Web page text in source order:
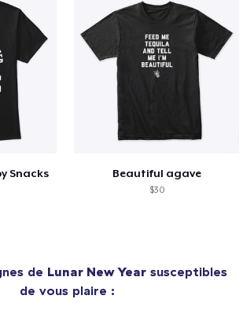
Snacks Beautiful agave
$30
de Lunar New Year susceptibles
de vous plaire :